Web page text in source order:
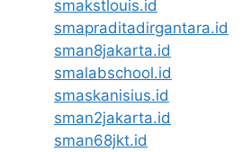
smakstlouis.id
smapraditadirgantara.id
sman8jakarta.id
smalabschool.id
smaskanisius.id
sman2jakarta.id
sman68jkt.id